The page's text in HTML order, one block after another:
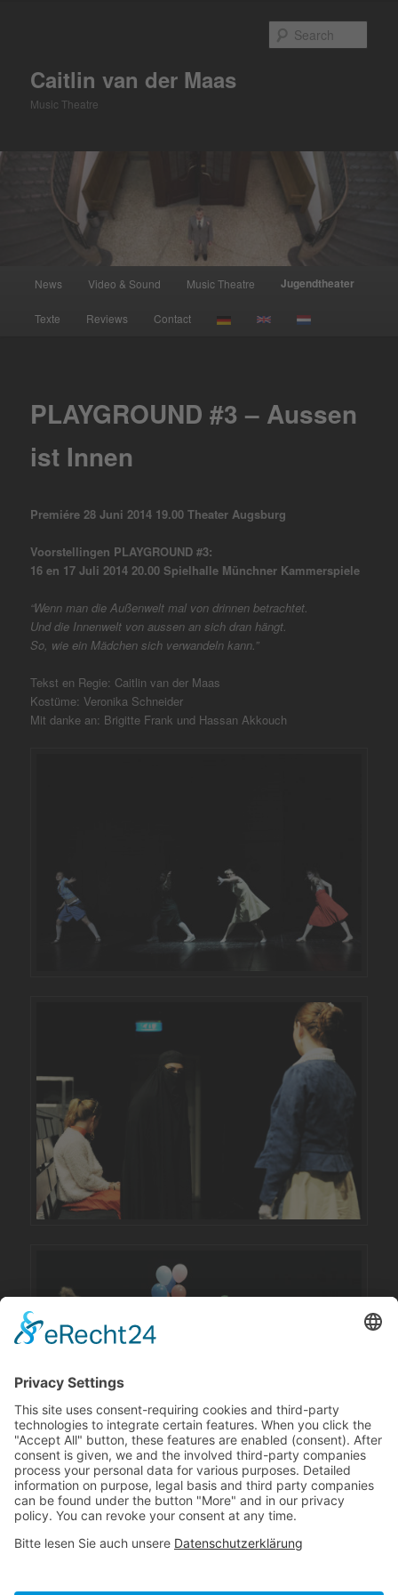
Caitlin van der Maas
Music Theatre
News Video & Sound Music Theatre Jugendtheater
Texte Reviews Contact
PLAYGROUND #3 – Aussen
ist Innen
Premiére 28 Juni 2014 19.00 Theater Augsburg
Voorstellingen PLAYGROUND #3:
16 en 17 Juli 2014 20.00 Spielhalle Münchner Kammerspiele
“Wenn man die Außenwelt mal von drinnen betrachtet.
Und die Innenwelt von aussen an sich dran hängt.
So, wie ein Mädchen sich verwandeln kann.”
Tekst en Regie: Caitlin van der Maas
Kostüme: Veronika Schneider
Mit danke an: Brigitte Frank und Hassan Akkouch